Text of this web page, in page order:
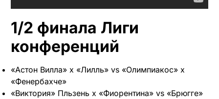
1/2 финала Лиги
конференций
«Астон Вилла» х «Лилль» vs «Олимпиакос» х
«Фенербахче»
«Виктория» Пльзень х «Фиорентина» vs «Брюгге»